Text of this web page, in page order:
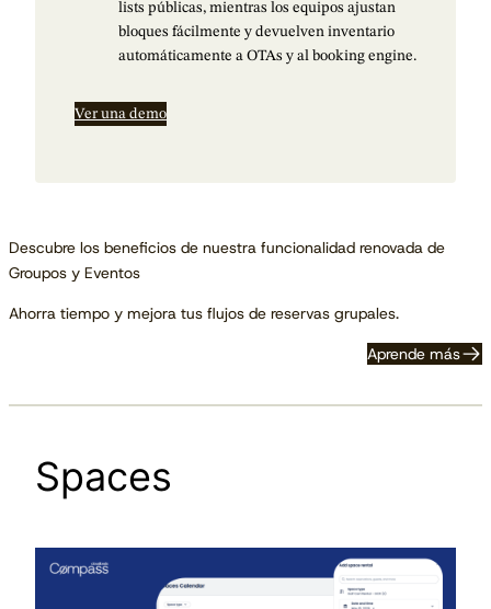
lists públicas, mientras los equipos ajustan
bloques fácilmente y devuelven inventario
automáticamente a OTAs y al booking engine.
Ver una demo
Descubre los beneficios de nuestra funcionalidad renovada de
Groupos y Eventos
Ahorra tiempo y mejora tus flujos de reservas grupales.
Aprende más
Spaces